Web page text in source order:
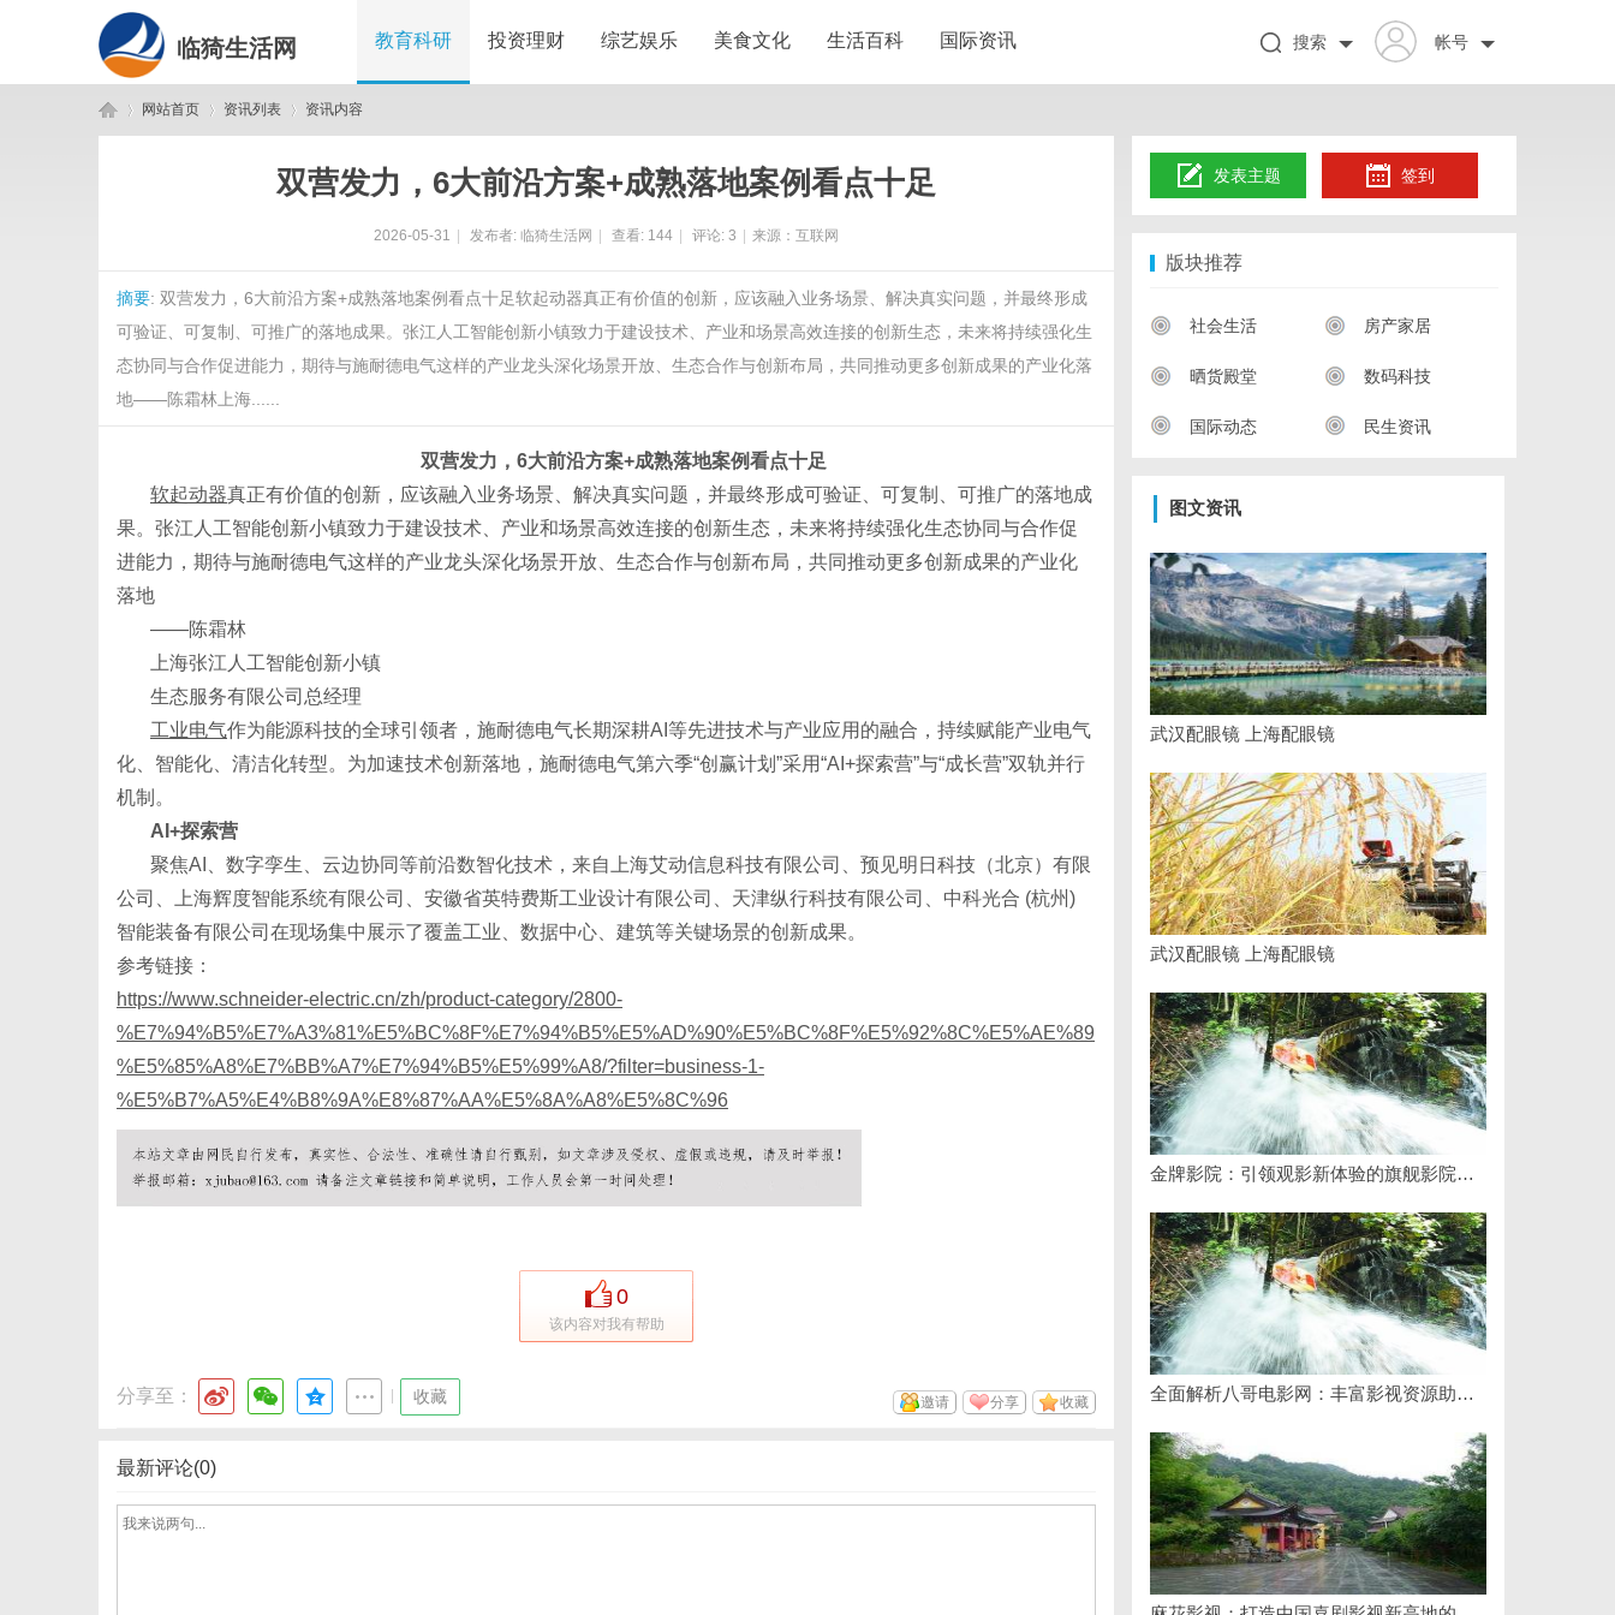
临猗生活网 教育科研 投资理财 综艺娱乐 美食文化 生活百科 国际资讯 帐号
搜索
网站首页 资讯列表 资讯内容
双营发力，6大前沿方案+成熟落地案例看点十足
2026-05-31 发布者: 临猗生活网 查看: 144 评论: 3 来源：互联网
摘要: 双营发力，6大前沿方案+成熟落地案例看点十足软起动器真正有价值的创新，应该融入业务场景、解决真实问题，并最终形成
可验证、可复制、可推广的落地成果。张江人工智能创新小镇致力于建设技术、产业和场景高效连接的创新生态，未来将持续强化生
态协同与合作促进能力，期待与施耐德电气这样的产业龙头深化场景开放、生态合作与创新布局，共同推动更多创新成果的产业化落
地——陈霜林上海......
双营发力， 6大前沿方案+成熟落地案例看点十足
软起动器真正有价值的创新，应该融入业务场景、解决真实问题，并最终形成可验证、可复制、可推广的落地成
果。张江人工智能创新小镇致力于建设技术、产业和场景高效连接的创新生态，未来将持续强化生态协同与合作促
进能力，期待与施耐德电气这样的产业龙头深化场景开放、生态合作与创新布局，共同推动更多创新成果的产业化
落地
——陈霜林
上海张江人工智能创新小镇
生态服务有限公司总经理
工业电气作为能源科技的全球引领者，施耐德电气长期深耕AI等先进技术与产业应用的融合，持续赋能产业电气
化、智能化、清洁化转型。为加速技术创新落地，施耐德电气第六季“创赢计划”采用“AI+探索营”与“成长营”双轨并行
机制。
AI+探索营
聚焦AI、数字孪生、云边协同等前沿数智化技术，来自上海艾动信息科技有限公司、预见明日科技（北京）有限
公司、上海辉度智能系统有限公司、安徽省英特费斯工业设计有限公司、天津纵行科技有限公司、中科光合 (杭州)
智能装备有限公司‌在现场集中展示了覆盖工业、数据中心、建筑等关键场景的创新成果。
参考链接：
https://www.schneider-electric.cn/zh/product-category/2800-
%E7%94%B5%E7%A3%81%E5%BC%8F%E7%94%B5%E5%AD%90%E5%BC%8F%E5%92%8C%E5%AE%89
%E5%85%A8%E7%BB%A7%E7%94%B5%E5%99%A8/?filter=business-1-
%E5%B7%A5%E4%B8%9A%E8%87%AA%E5%8A%A8%E5%8C%96
0
该内容对我有帮助
分享至： 收藏 收藏
分享
邀请
最新评论(0)
发表主题 签到
版块推荐
社会生活 房产家居
晒货殿堂 数码科技
国际动态 民生资讯
图文资讯
武汉配眼镜 上海配眼镜
武汉配眼镜 上海配眼镜
金牌影院：引领观影新体验的旗舰影院品牌
全面解析八哥电影网：丰富影视资源助力观影体验升级